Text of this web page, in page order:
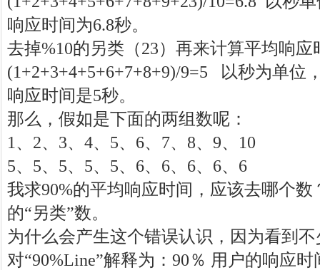
响应时间为6.8秒。
去掉%10的另类（23）再来计算平均响应
(1+2+3+4+5+6+7+8+9)/9=5 以秒为单位
响应时间是5秒。
那么，假如是下面的两组数呢：
1、2、3、4、5、6、7、8、9、10
5、5、5、5、5、6、6、6、6、6
我求90%的平均响应时间，应该去哪个
的“另类”数。
为什么会产生这个错误认识，因为看到
对“90%Line”解释为：90％ 用户的响应